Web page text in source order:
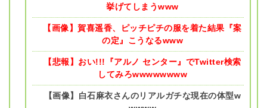
挙げてしまうwww
【画像】賀喜遥香、ピッチピチの服を着た結果『案
の定』こうなるwww
【悲報】おい!!!『アルノ センター』でTwitter検索
してみろwwwwwwww
【画像】白石麻衣さんのリアルガチな現在の体型w